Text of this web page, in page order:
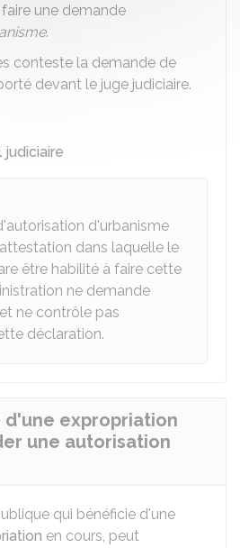
une demande
.
conteste la demande de
devant le juge judiciaire.
judiciaire
d'urbanisme
dans laquelle le
être habilité à faire cette
ne demande
ne contrôle pas
déclaration.
expropriation
une autorisation
qui bénéficie d'une
en cours, peut